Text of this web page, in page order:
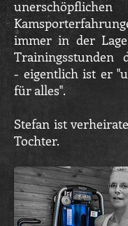
unerschöpflichen
immer in der
Trainingsstunden
- eigentlich ist er
für alles".
Stefan ist
Tochter.